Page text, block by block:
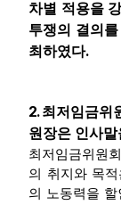
차별 적용을
투쟁의 결의
최하였다.
2.최저임금위
원장은 인사말
최저임금위원
의 취지와 목
의 노동력을